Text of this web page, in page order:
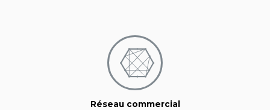
Réseau commercial